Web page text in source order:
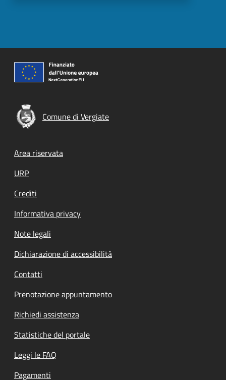
Comune di Vergiate
Footer menu
Area riservata
URP
Crediti
Informativa privacy
Note legali
Dichiarazione di accessibilità
Contatti
Prenotazione appuntamento
Richiedi assistenza
Statistiche del portale
Leggi le FAQ
Pagamenti